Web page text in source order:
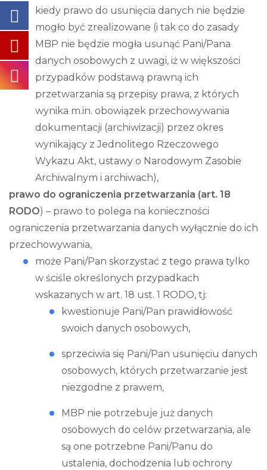
kiedy prawo do usunięcia danych nie będzie
mogło być zrealizowane (i tak co do zasady
MBP nie będzie mogła usunąć Pani/Pana
danych osobowych z uwagi, iż w większości
przypadków podstawą prawną ich
przetwarzania są przepisy prawa, z których
wynika m.in. obowiązek przechowywania
dokumentacji (archiwizacji) przez okres
wynikający z Jednolitego Rzeczowego
Wykazu Akt, ustawy o Narodowym Zasobie
Archiwalnym i archiwach),
prawo do ograniczenia przetwarzania (art. 18
RODO) – prawo to polega na konieczności
ograniczenia przetwarzania danych wyłącznie do ich
przechowywania,
może Pani/Pan skorzystać z tego prawa tylko
w ściśle określonych przypadkach
wskazanych w art. 18 ust. 1 RODO, tj:
kwestionuje Pani/Pan prawidłowość
swoich danych osobowych,
sprzeciwia się Pani/Pan usunięciu danych
osobowych, których przetwarzanie jest
niezgodne z prawem,
MBP nie potrzebuje już danych
osobowych do celów przetwarzania, ale
są one potrzebne Pani/Panu do
ustalenia, dochodzenia lub ochrony